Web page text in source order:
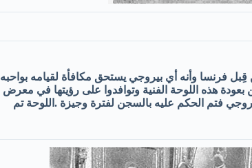
فرنسا وأنه أي بيروجي يستحق مكافأة لقيامه بواحبه
بعودة هذه اللوحة الفنية وتوافدوا على رؤيتها في معرض
فتم الحكم عليه بالسجن لفترة وجيزة .اللوحة تم